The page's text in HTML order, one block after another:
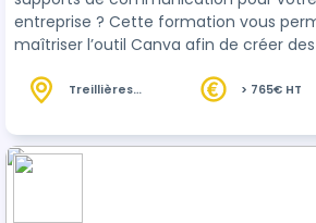
entreprise ? Cette formation vous permettra de
maîtriser l’outil Canva afin de créer
d’autre supports tels que des affiches,
Treillières
> 765€ HT